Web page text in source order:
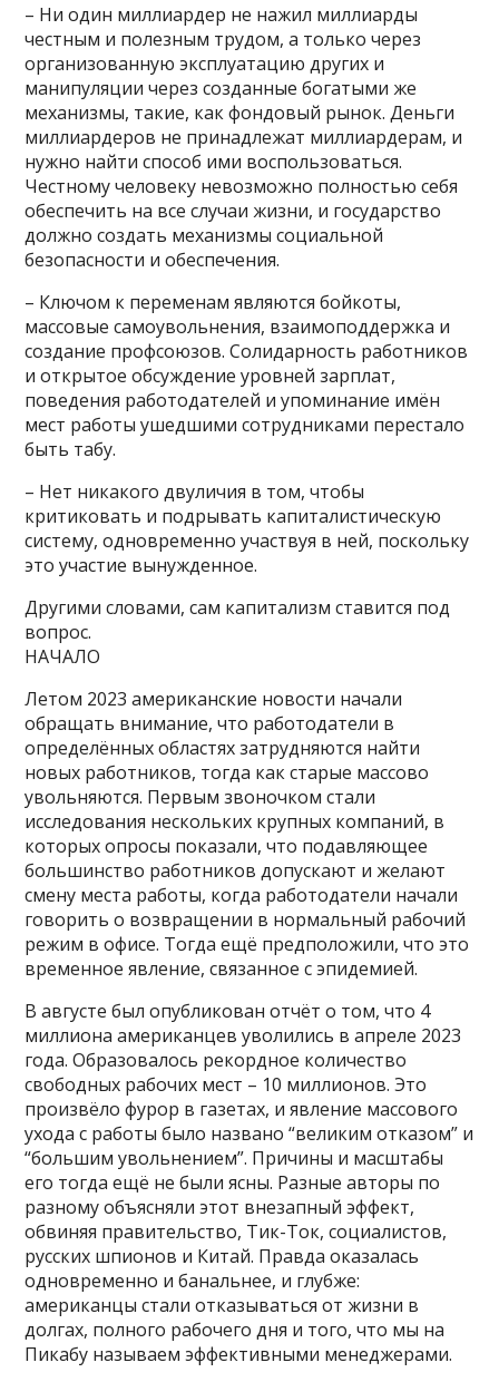
– Ни один миллиардер не нажил миллиарды
честным и полезным трудом, а только через
организованную эксплуатацию других и
манипуляции через созданные богатыми же
механизмы, такие, как фондовый рынок. Деньги
миллиардеров не принадлежат миллиардерам, и
нужно найти способ ими воспользоваться.
Честному человеку невозможно полностью себя
обеспечить на все случаи жизни, и государство
должно создать механизмы социальной
безопасности и обеспечения.
– Ключом к переменам являются бойкоты,
массовые самоувольнения, взаимоподдержка и
создание профсоюзов. Солидарность работников
и открытое обсуждение уровней зарплат,
поведения работодателей и упоминание имён
мест работы ушедшими сотрудниками перестало
быть табу.
– Нет никакого двуличия в том, чтобы
критиковать и подрывать капиталистическую
систему, одновременно участвуя в ней, поскольку
это участие вынужденное.
Другими словами, сам капитализм ставится под
вопрос.
НАЧАЛО
Летом 2023 американские новости начали
обращать внимание, что работодатели в
определённых областях затрудняются найти
новых работников, тогда как старые массово
увольняются. Первым звоночком стали
исследования нескольких крупных компаний, в
которых опросы показали, что подавляющее
большинство работников допускают и желают
смену места работы, когда работодатели начали
говорить о возвращении в нормальный рабочий
режим в офисе. Тогда ещё предположили, что это
временное явление, связанное с эпидемией.
В августе был опубликован отчёт о том, что 4
миллиона американцев уволились в апреле 2023
года. Образовалось рекордное количество
свободных рабочих мест – 10 миллионов. Это
произвёло фурор в газетах, и явление массового
ухода с работы было названо “великим отказом” и
“большим увольнением”. Причины и масштабы
его тогда ещё не были ясны. Разные авторы по
разному объясняли этот внезапный эффект,
обвиняя правительство, Тик-Ток, социалистов,
русских шпионов и Китай. Правда оказалась
одновременно и банальнее, и глубже:
американцы стали отказываться от жизни в
долгах, полного рабочего дня и того, что мы на
Пикабу называем эффективными менеджерами.